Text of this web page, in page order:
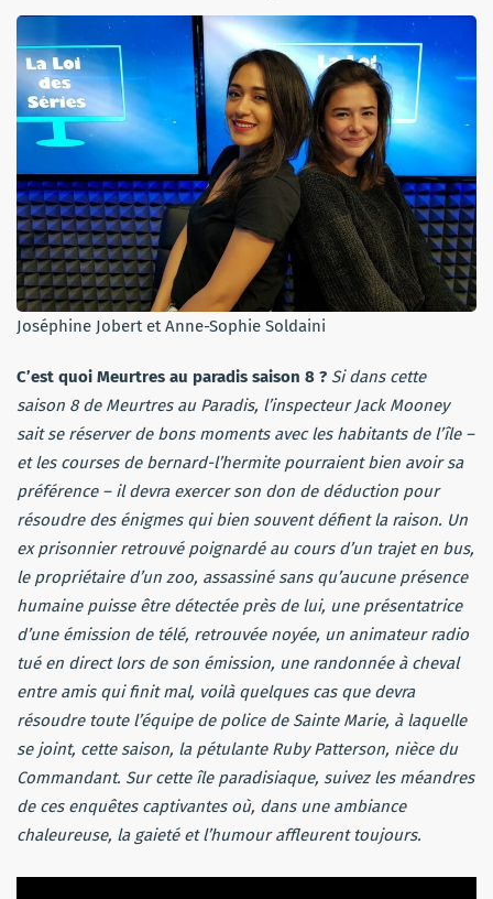
Joséphine Jobert et Anne-Sophie Soldaini
C’est quoi Meurtres au paradis saison 8 ? Si dans cette
saison 8 de Meurtres au Paradis, l’inspecteur Jack Mooney
sait se réserver de bons moments avec les habitants de l’île –
et les courses de bernard-l’hermite pourraient bien avoir sa
préférence – il devra exercer son don de déduction pour
résoudre des énigmes qui bien souvent défient la raison. Un
ex prisonnier retrouvé poignardé au cours d’un trajet en bus,
le propriétaire d’un zoo, assassiné sans qu’aucune présence
humaine puisse être détectée près de lui, une présentatrice
d’une émission de télé, retrouvée noyée, un animateur radio
tué en direct lors de son émission, une randonnée à cheval
entre amis qui finit mal, voilà quelques cas que devra
résoudre toute l’équipe de police de Sainte Marie, à laquelle
se joint, cette saison, la pétulante Ruby Patterson, nièce du
Commandant. Sur cette île paradisiaque, suivez les méandres
de ces enquêtes captivantes où, dans une ambiance
chaleureuse, la gaieté et l’humour affleurent toujours.